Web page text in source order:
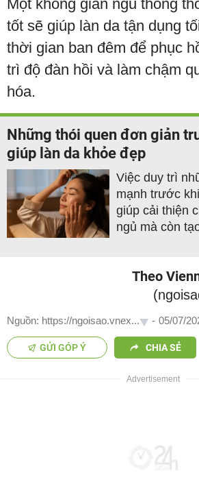
Một không gian ngủ thông
tốt sẽ giúp làn da tận dụng
thời gian ban đêm để phục
trì độ đàn hồi và làm chậm
hóa.
Những thói quen đơn giản
giúp làn da khỏe đẹp
Việc duy trì
mạnh trước
giúp cải thiện
ngủ mà còn
Theo
Nguồn: https://ngoisao.vnex... - 05/07/
GỬI GÓP Ý CHIA SẺ